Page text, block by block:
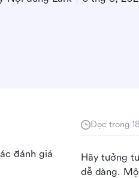
Đọc trong
Hãy tưởng
dễ dàng.
đánh giá